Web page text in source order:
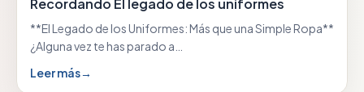
**El Legado de los Uniformes: Más que una Simple Ropa**
¿Alguna vez te has parado a…
Leer más→